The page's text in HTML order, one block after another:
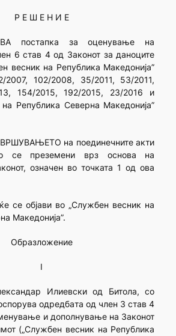
Р Е Ш Е Н И Е
постапка за оценување на
6 став 4 од Законот за даноците
весник на Република Македонија”
2007, 102/2008, 35/2011, 53/2011,
154/2015, 192/2015, 23/2016 и
Република Северна Македонија”
на поединечните акти
се преземени врз основа на
означен во точката 1 од ова
се објави во „Службен весник на
Македонија”.
Образложение
I
Илиевски од Битола, со
одредбaта од член 3 став 4
и дополнување на Законот
(„Службен весник на Република